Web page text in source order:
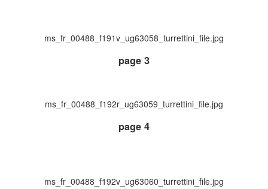
ms_fr_00488_f191v_ug63058_turrettini_file.jpg
page 3
ms_fr_00488_f192r_ug63059_turrettini_file.jpg
page 4
ms_fr_00488_f192v_ug63060_turrettini_file.jpg